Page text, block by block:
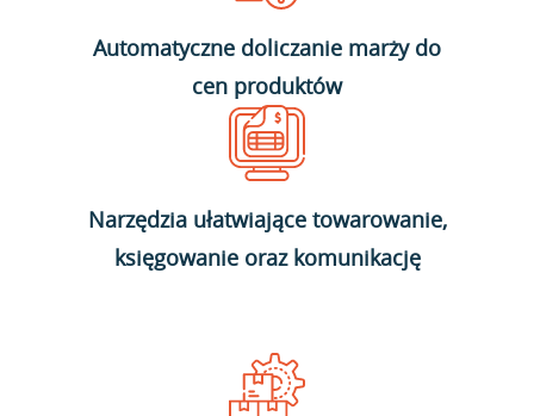
Automatyczne doliczanie marży do
cen produktów
Narzędzia ułatwiające towarowanie,
księgowanie oraz komunikację